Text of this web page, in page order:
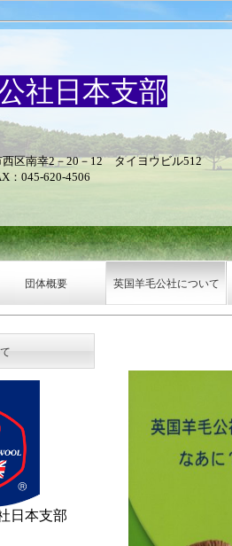
社日本支部
区南幸2－20－12 タイヨウビル512
：045-620-4506
団体概要 英国羊毛公社について
本支部